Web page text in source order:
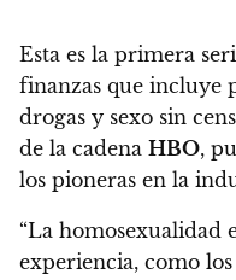
Esta es la primera
finanzas que incluye
drogas y sexo sin
de la cadena HBO,
los pioneras en la
“La homosexualidad
experiencia, como